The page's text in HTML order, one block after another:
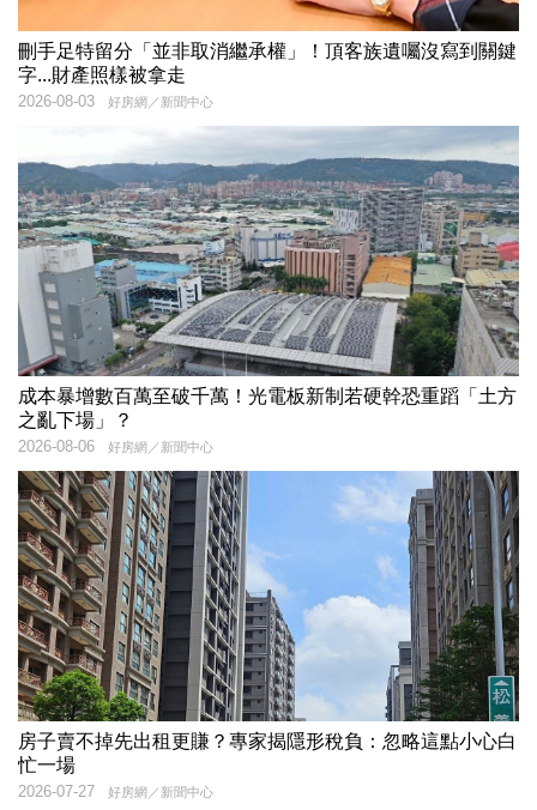
刪手足特留分「並非取消繼承權」！頂客族遺囑沒寫到關鍵
字...財產照樣被拿走
好房網／新聞中心
2026-08-03
成本暴增數百萬至破千萬！光電板新制若硬幹恐重蹈「土方
之亂下場」？
好房網／新聞中心
2026-08-06
房子賣不掉先出租更賺？專家揭隱形稅負：忽略這點小心白
忙一場
好房網／新聞中心
2026-07-27